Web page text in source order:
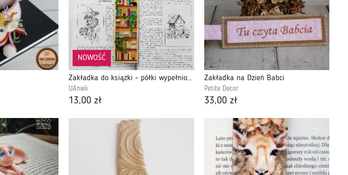
NOWOŚĆ
Zakładka do książki - półki wypełnione książkami
UAnieli
13,00 zł
Zakładka na Dzień Babci
Petite Decor
33,00 zł